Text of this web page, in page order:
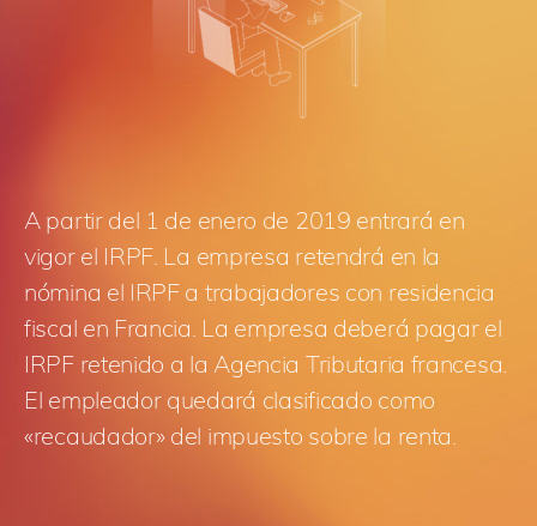
A partir del 1 de enero de 2019 entrará en
vigor el IRPF. La empresa retendrá en la
nómina el IRPF a trabajadores con residencia
fiscal en Francia. La empresa deberá pagar el
IRPF retenido a la Agencia Tributaria francesa.
El empleador quedará clasificado como
«recaudador» del impuesto sobre la renta.